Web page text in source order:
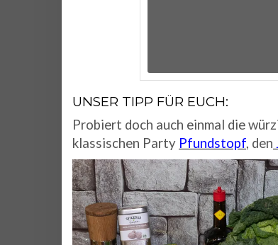
UNSER TIPP FÜR EUCH:
Probiert doch auch einmal die
klassischen Party Pfundstopf, den